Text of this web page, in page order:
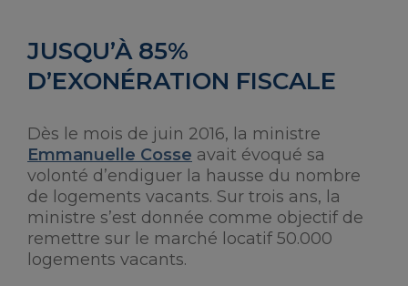
JUSQU’À 85%
D’EXONÉRATION FISCALE
Dès le mois de juin 2016, la ministre
Emmanuelle Cosse avait évoqué sa
volonté d’endiguer la hausse du nombre
de logements vacants. Sur trois ans, la
ministre s’est donnée comme objectif de
remettre sur le marché locatif 50.000
logements vacants.